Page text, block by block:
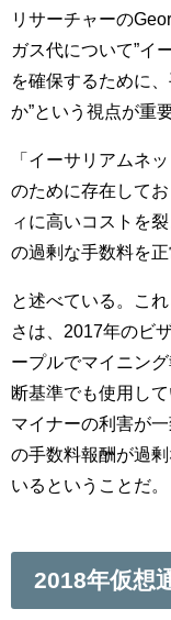
リサーチャーの
ガス代について”イ
を確保するために
か”という視点が重
「イーサリアムネ
のために存在して
ィに高いコストを
の過剰な手数料を正
と述べている。こ
さは、2017年のビ
ープルでマイニン
断基準でも使用し
マイナーの利害が
の手数料報酬が過
いるということだ。
2018年仮想